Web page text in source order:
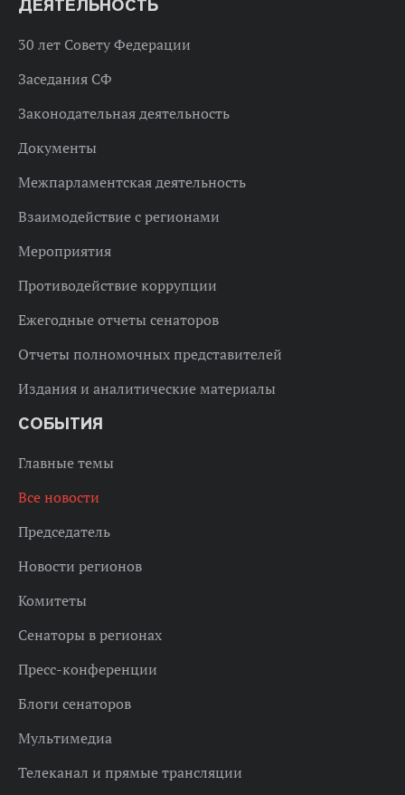
ДЕЯТЕЛЬНОСТЬ
30 лет Совету Федерации
Заседания СФ
Законодательная деятельность
Документы
Межпарламентская деятельность
Взаимодействие с регионами
Мероприятия
Противодействие коррупции
Ежегодные отчеты сенаторов
Отчеты полномочных представителей
Издания и аналитические материалы
СОБЫТИЯ
Главные темы
Все новости
Председатель
Новости регионов
Комитеты
Сенаторы в регионах
Пресс-конференции
Блоги сенаторов
Мультимедиа
Телеканал и прямые трансляции